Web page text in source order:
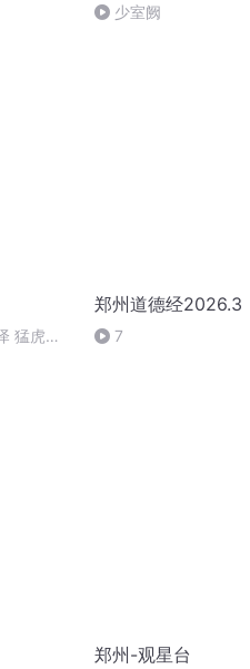
少室阙
猛虎黑
郑州道德经2026.3
7
郑州-观星台